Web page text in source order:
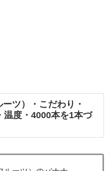
ツ）・こだわり・
温度・4000本を1本づ